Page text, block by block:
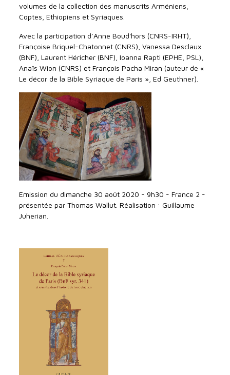
volumes de la collection des manuscrits Arméniens,
Coptes, Ethiopiens et Syriaques.
Avec la participation d’Anne Boud'hors (CNRS-IRHT),
Françoise Briquel-Chatonnet (CNRS), Vanessa Desclaux
(BNF), Laurent Héricher (BNF), Ioanna Rapti (EPHE, PSL),
Anaïs Wion (CNRS) et François Pacha Miran (auteur de «
Le décor de la Bible Syriaque de Paris », Ed Geuthner).
Emission du dimanche 30 août 2020 - 9h30 - France 2 -
présentée par Thomas Wallut. Réalisation : Guillaume
Juherian.